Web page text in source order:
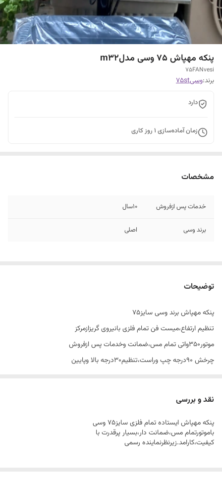
پنکه مهپاش ۷۵ وسی مدلm32
75FANvesi
برند:وسی75st
دارد
زمان آماده‌سازی 1 روز کاری
مشخصات
خدمات پس ازفروش ۱۰سال
برند وسی اصلی
توضیحات
پنکه مهپاش برند وسی سایز۷۵
تنظیم ارتفاع،میست فن تمام فلزی بانیروی گریزازمرکز
موتور۳۵۰واتی تمام مس،ضمانت وخدمات پس ازفروش
چرخش ۹۰درجه چپ وراست،تنظیم۳۰درجه بالا وپایین
نقد و بررسی
پنکه مهپاش ایستاده تمام فلزی سایز۷۵ وسی
باموتورتمام مس،ضمانت دار،بسیار پرقدرت با
کیفیت،کارامد.زیرنظرنماینده رسمی